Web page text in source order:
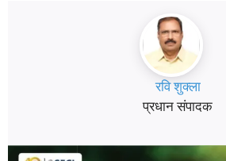
रवि शुक्ला
प्रधान संपादक